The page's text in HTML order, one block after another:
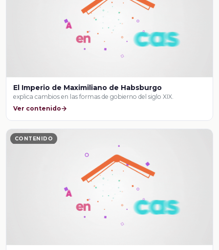
El Imperio de Maximiliano de Habsburgo
explica cambios en las formas de gobierno del siglo XIX.
Ver contenido
CONTENIDO